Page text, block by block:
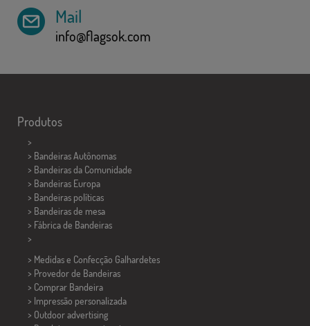
Mail
info@flagsok.com
Produtos
>
> Bandeiras Autônomas
> Bandeiras da Comunidade
> Bandeiras Europa
> Bandeiras políticas
> Bandeiras de mesa
> Fábrica de Bandeiras
>
> Medidas e Confecção Galhardetes
> Provedor de Bandeiras
> Comprar Bandeira
> Impressão personalizada
> Outdoor advertising